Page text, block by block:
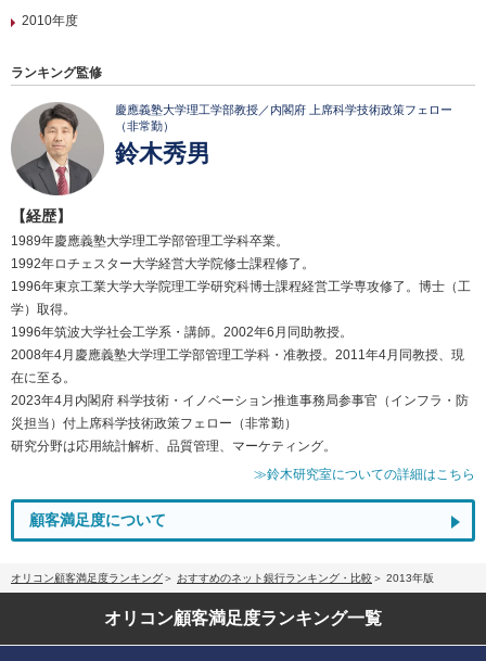
2010年度
ランキング監修
慶應義塾大学理工学部教授／内閣府 上席科学技術政策フェロー
（非常勤）
鈴木秀男
【経歴】
1989年慶應義塾大学理工学部管理工学科卒業。
1992年ロチェスター大学経営大学院修士課程修了。
1996年東京工業大学大学院理工学研究科博士課程経営工学専攻修了。博士（工
学）取得。
1996年筑波大学社会工学系・講師。2002年6月同助教授。
2008年4月慶應義塾大学理工学部管理工学科・准教授。2011年4月同教授、現
在に至る。
2023年4月内閣府 科学技術・イノベーション推進事務局参事官（インフラ・防
災担当）付上席科学技術政策フェロー（非常勤）
研究分野は応用統計解析、品質管理、マーケティング。
≫鈴木研究室についての詳細はこちら
顧客満足度について
オリコン顧客満足度ランキング おすすめのネット銀行ランキング・比較 2013年版
オリコン顧客満足度ランキング一覧